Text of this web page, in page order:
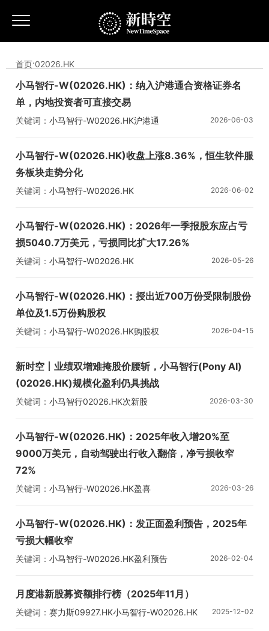
首页·02026.HK
小马智行-W(02026.HK)：纳入沪港通合资格证券名
单，内地投资者可直接交易
关键词： 小马智行-W02026.HK沪港通 2026-06-03
小马智行-W(02026.HK)收盘上涨8.36%，恒生软件服
务板块走势分化
关键词： 小马智行-W02026.HK 2026-06-02
小马智行-W(02026.HK)：2026年一季报股东应占亏
损5040.7万美元，亏损同比扩大17.26%
关键词： 小马智行-W02026.HK 2026-05-26
小马智行-W(02026.HK)：授出近700万份受限制股份
单位及1.5万份购股权
关键词： 小马智行-W02026.HK购股权 2026-04-15
新时空丨业绩双增难掩股价腰斩，小马智行(Pony AI)
(02026.HK)规模化盈利仍具挑战
关键词： 小马智行02026.HK次新股 2026-03-30
小马智行-W(02026.HK)：2025年收入增20%至
9000万美元，自动驾驶出行收入翻倍，净亏损收窄
72%
关键词： 小马智行-W02026.HK盈喜 2026-03-26
小马智行-W(02026.HK)：发正面盈利预告，2025年
亏损大幅收窄
关键词： 小马智行-W02026.HK盈利预告 2026-02-04
月度港新股募资额排行榜（2025年11月）
关键词： 赛力斯09927.HK小马智行-W02026.HK
2025-12-02